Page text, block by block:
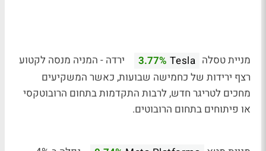
מניית טסלה Tesla
3.77%
ירדה - המניה מנסה לקטוע
רצף ירידות של כחמישה שבועות, כאשר המשקיעים
מחכים לטריגר חדש, לרבות התקדמות בתחום הרובוטקסי
או פיתוחים בתחום הרובוטים.